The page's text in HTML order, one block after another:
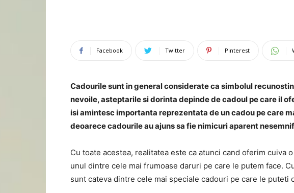
Facebook Twitter Pinterest
Cadourile sunt in general considerate ca simbolul
nevoile, asteptarile si dorinta depinde de cadoul pe care il
isi amintesc importanta reprezentata de un cadou pe care
deoarece cadourile au ajuns sa fie nimicuri aparent
Cu toate acestea, realitatea este ca atunci cand oferim cuiva
unul dintre cele mai frumoase daruri pe care le putem face.
sunt cateva dintre cele mai speciale cadouri pe care le puteti